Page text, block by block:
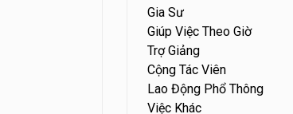
Gia Sư
Giúp Việc Theo Giờ
Trợ Giảng
Cộng Tác Viên
Lao Động Phổ Thông
Việc Khác